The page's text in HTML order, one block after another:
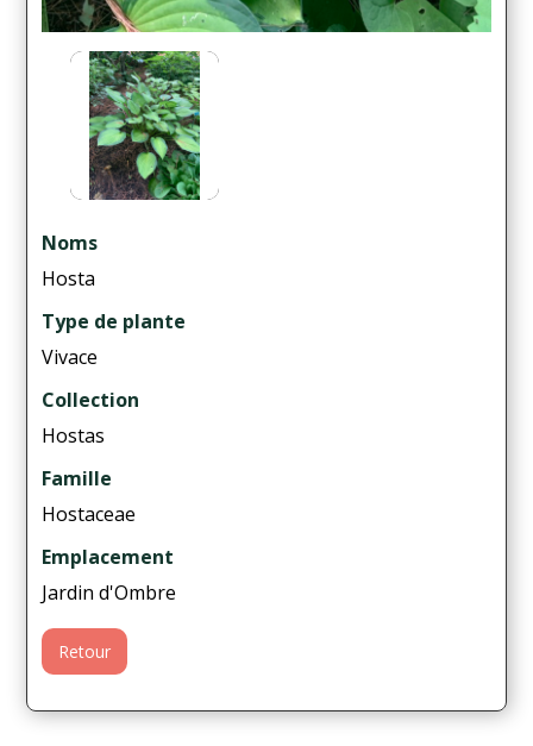
Noms
Hosta
Type de plante
Vivace
Collection
Hostas
Famille
Hostaceae
Emplacement
Jardin d'Ombre
Retour